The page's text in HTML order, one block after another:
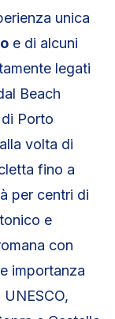
unica
e di alcuni
legati
Beach
Porto
volta di
fino a
per centri di
e
con
importanza